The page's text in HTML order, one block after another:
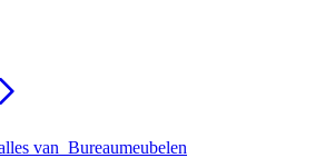
van Bureaumeubelen